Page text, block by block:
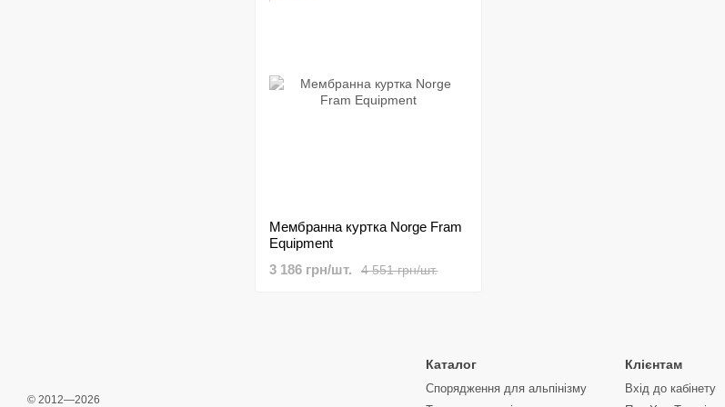
Мембранна куртка Norge Fram
Equipment
4 551 грн/шт.
3 186 грн/шт.
© 2012—2026
Каталог
Спорядження для альпінізму
Клієнтам
Вхід до кабінету